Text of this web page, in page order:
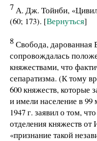
7 А. Дж. Тойнби,
(60; 173). [Вернуться]
8Свобода, дарованная
сопровождалась
княжествами, что
сепаратизма. (К тому
600 княжеств, которые
и имели население в
1947 г. заявил о том,
отделения княжеств
«признание такой